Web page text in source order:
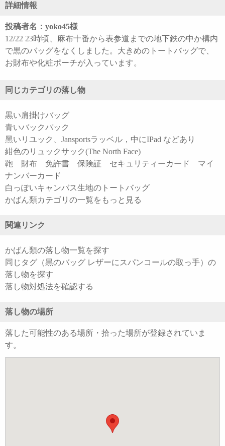
詳細情報
投稿者名：yoko45様
12/22 23時頃、麻布十番から表参道までの地下鉄の中か構内
で黒のバッグをなくしました。大きめのトートバッグで、
お財布や化粧ポーチが入っています。
同じカテゴリの落し物
黒い肩掛けバッグ
青いバックパック
黑いリユック、Jansportsラッベル，中にIPad などあり
紺色のリュックサック(The North Face)
鞄 財布 免許書 保険証 セキュリティーカード マイ
ナンバーカード
白っぽいキャンバス生地のトートバッグ
かばん類カテゴリの一覧をもっと見る
関連リンク
かばん類の落し物一覧を探す
同じタグ（黒のバッグ レザーにスパンコールの取っ手）の
落し物を探す
落し物対処法を確認する
落し物の場所
落した可能性のある場所・拾った場所が登録されていま
す。